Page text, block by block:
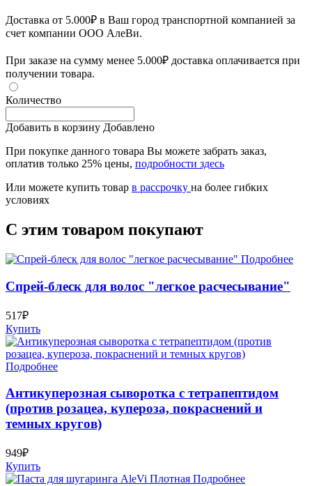
Доставка от 5.000₽ в Ваш город транспортной компанией за
счет компании ООО АлеВи.
При заказе на сумму менее 5.000₽ доставка оплачивается при
получении товара.
Количество
Добавить в корзину Добавлено
При покупке данного товара Вы можете забрать заказ,
оплатив только 25% цены, подробности здесь
Или можете купить товар в рассрочку на более гибких
условиях
С этим товаром покупают
Подробнее
Спрей-блеск для волос "легкое расчесывание"
517₽
Купить
Подробнее
Антикуперозная сыворотка с тетрапептидом
(против розацеа, купероза, покраснений и
темных кругов)
949₽
Купить
Подробнее